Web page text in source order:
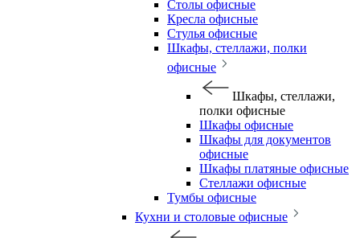
Столы офисные
Кресла офисные
Стулья офисные
Шкафы, стеллажи, полки
офисные
Шкафы, стеллажи,
полки офисные
Шкафы офисные
Шкафы для документов
офисные
Шкафы платяные офисные
Стеллажи офисные
Тумбы офисные
Кухни и столовые офисные